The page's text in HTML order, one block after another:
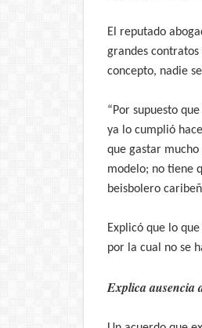
El reputado
grandes
concepto, nadie
“Por supuesto
ya lo cumplió
que gastar mucho
modelo; no tiene
beisbolero
Explicó que lo
por la cual no se
Explica ausencia